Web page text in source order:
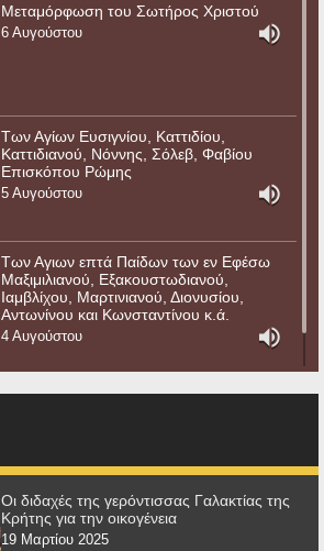
Μεταμόρφωση του Σωτήρος Χριστού
6 Αυγούστου
Των Αγίων Ευσιγνίου, Καττιδίου,
Καττιδιανού, Νόννης, Σόλεβ, Φαβίου
Επισκόπου Ρώμης
5 Αυγούστου
Των Αγιων επτά Παίδων των εν Εφέσω
Μαξιμιλιανού, Εξακουστωδιανού,
Ιαμβλίχου, Μαρτινιανού, Διονυσίου,
Αντωνίνου και Κωνσταντίνου κ.ά.
4 Αυγούστου
Οι διδαχές της γερόντισσας Γαλακτίας της
Κρήτης για την οικογένεια
19 Μαρτίου 2025